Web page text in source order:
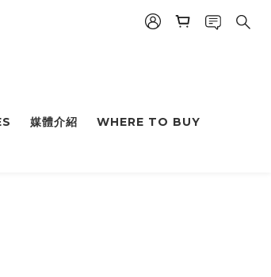
媒體介紹 WHERE TO BUY